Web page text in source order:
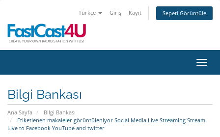
Türkçe Giriş Kayıt Sepeti Görüntüle
Bilgi Bankası
Ana Sayfa
Bilgi Bankası
Etiketlenen makaleler görüntüleniyor Social Media Live Streaming Stream
Live to Facebook YouTube and twitter